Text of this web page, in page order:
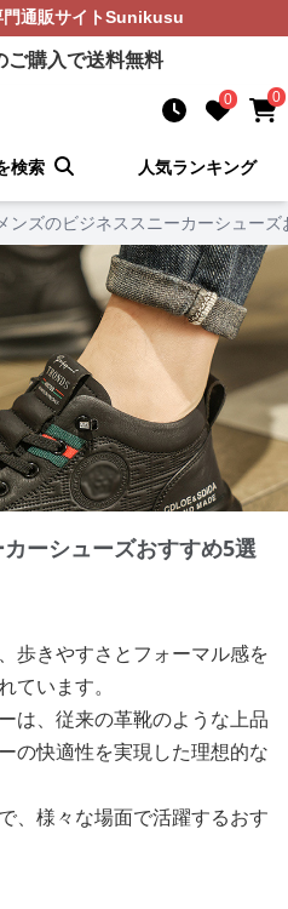
通販サイトSunikusu
ご購入で送料無料
0 0
検索 人気ランキング
メンズのビジネススニーカーシュー
ーシューズおすすめ5選
歩きやすさとフォーマル感を
ています。
は、従来の革靴のような上品
の快適性を実現した理想的な
、様々な場面で活躍するおす